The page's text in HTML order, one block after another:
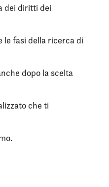
dei diritti dei
le fasi della ricerca di
dopo la scelta
che ti